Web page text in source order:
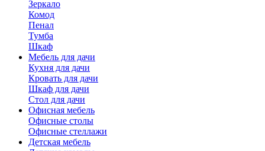
Зеркало
Комод
Пенал
Тумба
Шкаф
Мебель для дачи
Кухня для дачи
Кровать для дачи
Шкаф для дачи
Стол для дачи
Офисная мебель
Офисные столы
Офисные стеллажи
Детская мебель